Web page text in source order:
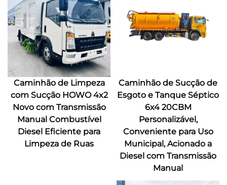
Caminhão de Limpeza
com Sucção HOWO 4x2
Novo com Transmissão
Manual Combustível
Diesel Eficiente para
Limpeza de Ruas
Caminhão de Sucção de
Esgoto e Tanque Séptico
6x4 20CBM
Personalizável,
Conveniente para Uso
Municipal, Acionado a
Diesel com Transmissão
Manual